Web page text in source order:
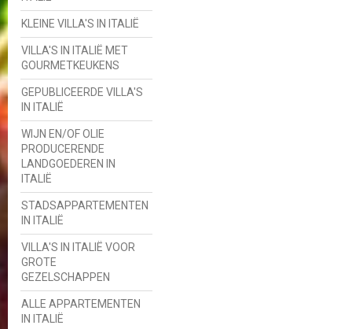
KLEINE VILLA'S IN ITALIË
VILLA'S IN ITALIË MET
GOURMETKEUKENS
GEPUBLICEERDE VILLA'S
IN ITALIË
WIJN EN/OF OLIE
PRODUCERENDE
LANDGOEDEREN IN
ITALIË
STADSAPPARTEMENTEN
IN ITALIË
VILLA'S IN ITALIË VOOR
GROTE
GEZELSCHAPPEN
ALLE APPARTEMENTEN
IN ITALIË